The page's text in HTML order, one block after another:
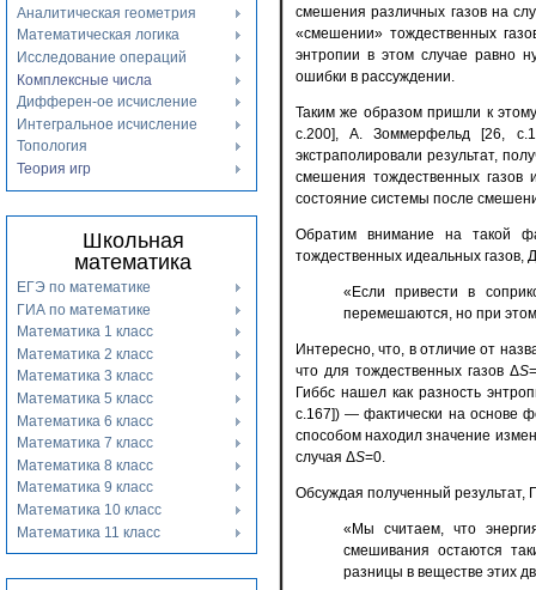
Аналитическая геометрия
Математическая логика
Исследование операций
Комплексные числа
Дифферен-ое исчисление
Интегральное исчисление
Топология
Теория игр
Школьная
математика
ЕГЭ по математике
ГИА по математике
Математика 1 класс
Математика 2 класс
Математика 3 класс
Математика 5 класс
Математика 6 класс
Математика 7 класс
Математика 8 класс
Математика 9 класс
Математика 10 класс
Математика 11 класс
смешения различных газов на
«смешении» тождественных
энтропии в этом случае равно
ошибки в рассуждении.
Таким же образом пришли к
с.200], А. Зоммерфельд [26,
экстраполировали результат,
смешения тождественных газов
состояние системы после
Обратим внимание на такой
тождественных идеальных газов,
«Если привести в
перемешаются, но при
Интересно, что, в отличие от
что для тождественных газов ΔS
Гиббс нашел как разность
с.167]) — фактически на основе
способом находил значение
случая ΔS=0.
Обсуждая полученный результат,
«Мы считаем, что
смешивания остаются
разницы в веществе этих